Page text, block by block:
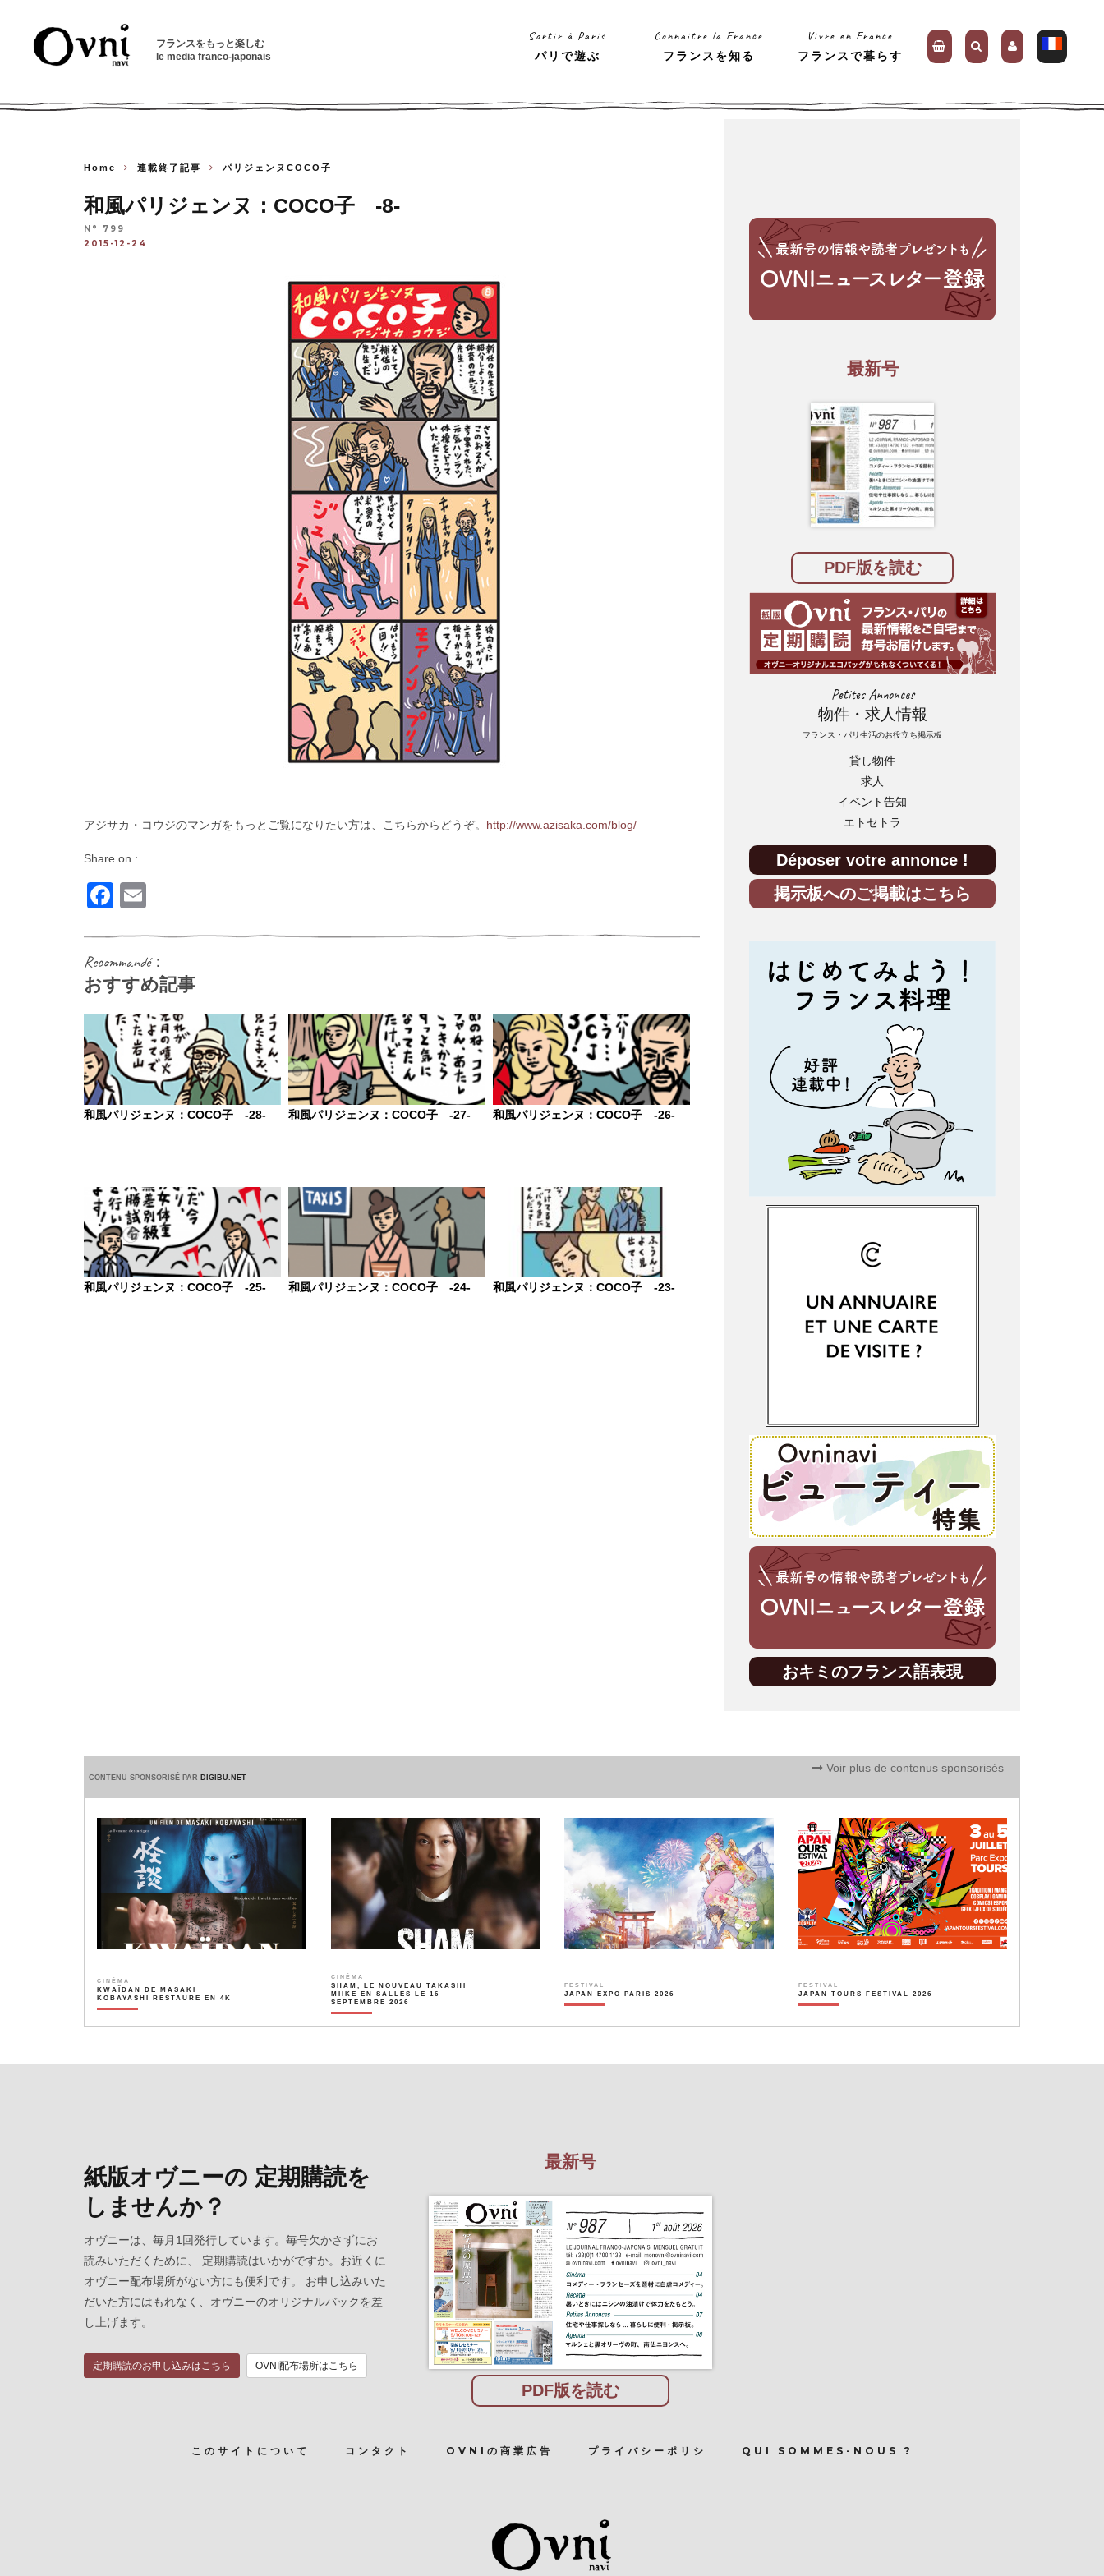
フランスをもっと楽しむ
le media franco-japonais
Sortir à Paris
パリで遊ぶ
Connaitre la France
フランスを知る
Vivre en France
フランスで暮らす
Home 連載終了記事 パリジェンヌCOCO子
和風パリジェンヌ：COCO子 -8-
N° 799
2015-12-24
アジサカ・コウジのマンガをもっとご覧になりたい方は、こちらからどうぞ。 http://www.azisaka.com/blog/
Share on :
Facebook
Recommandé：
おすすめ記事
和風パリジェンヌ：COCO子 -28- 和風パリジェンヌ：COCO子 -27- 和風パリジェンヌ：COCO子 -26-
和風パリジェンヌ：COCO子 -25- 和風パリジェンヌ：COCO子 -24- 和風パリジェンヌ：COCO子 -23-
最新号
PDF版を読む
Petites Annonces
物件・求人情報
フランス・パリ生活のお役立ち掲示板
貸し物件
求人
イベント告知
エトセトラ
Déposer votre annonce !
掲示板へのご掲載はこちら
おキミのフランス語表現
CONTENU SPONSORISÉ PAR DIGIBU.NET
Voir plus de contenus sponsorisés
CINÉMA
KWAÏDAN DE MASAKI
KOBAYASHI RESTAURÉ EN 4K
CINÉMA
SHAM, LE NOUVEAU TAKASHI
MIIKE EN SALLES LE 16
SEPTEMBRE 2026
FESTIVAL
JAPAN EXPO PARIS 2026
FESTIVAL
JAPAN TOURS FESTIVAL 2026
紙版オヴニーの 定期購読を
しませんか？
オヴニーは、毎月1回発行しています。毎号欠かさずにお
読みいただくために、 定期購読はいかがですか。お近くに
オヴニー配布場所がない方にも便利です。 お申し込みいた
だいた方にはもれなく、オヴニーのオリジナルバックを差
し上げます。
定期購読のお申し込みはこちら OVNI配布場所はこちら
最新号
PDF版を読む
このサイトについて コンタクト OVNIの商業広告 プライバシーポリシ QUI SOMMES-NOUS ?